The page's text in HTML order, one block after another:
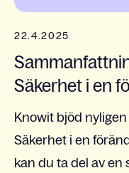
22.4.2025
Säkerhet i en
Knowit bjöd
Säkerhet i en
kan du ta del av en